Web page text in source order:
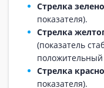
Стрелка
показателя).
Стрелка
(показатель
положительный
Стрелка
показателя).